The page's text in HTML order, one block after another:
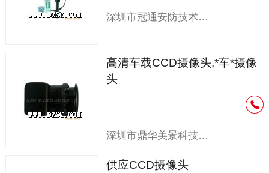
深圳市冠通安防技术有限公司
高清车载CCD摄像头,*车*摄像
头
深圳市鼎华美景科技有限公司
供应CCD摄像头